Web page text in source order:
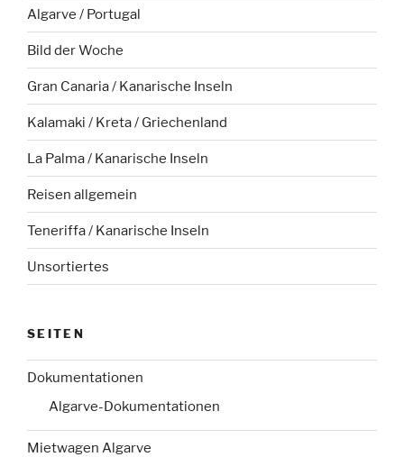
Algarve / Portugal
Bild der Woche
Gran Canaria / Kanarische Inseln
Kalamaki / Kreta / Griechenland
La Palma / Kanarische Inseln
Reisen allgemein
Teneriffa / Kanarische Inseln
Unsortiertes
SEITEN
Dokumentationen
Algarve-Dokumentationen
Mietwagen Algarve